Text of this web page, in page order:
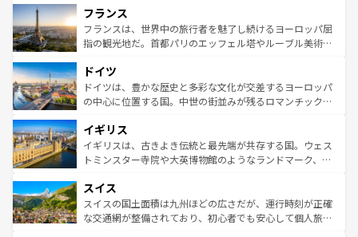
ませてくれるイタリアで、忘れられない旅をしてみよう！
なお、新着のイタリア情報はコンテンツ一覧 を参照してほ
しい。
文化が根付くこの国では、情熱的なフラメンコ、熱気あふ
れる闘牛、そして美味しいタパスが生活の一部となってい
る。首都マドリードの洗練された雰囲気や、バルセロナの
の城塞都市、穏やかなビーチリゾートまで多彩な表情を見
せる。地方によって風土や気候が異なるスペインはその個
性で訪れる人を魅了する。 なお、新着のスペイン情報はコ
フランス
フランスは、世界中の旅行者を魅了し続けるヨーロッパ屈
指の観光地だ。首都パリのエッフェル塔やルーブル美術館
で、幅広い魅力が詰まっている。華麗な宮殿、歴史的な大
聖堂、美しいビーチ、そして豊かな自然が、訪れる者を心
から魅了する。また、フランスは美食の国としても知ら
いる。シャンパンの発祥地であるランス、プロヴァンスの
香り高いラベンダー畑など、多彩な楽しみ方が可能だ。さ
らに、パリ以外の地域にも魅力が溢れており、どの街角に
れる地方に足を運ぶとそれぞれで全く異なる文化を体験で
きるだろう。 なお、新着のフランス情報はコンテンツ一覧
を参照してほしい。
ドイツ
ドイツは、豊かな歴史と多彩な文化が交差するヨーロッパ
の中心に位置する国。中世の街並みが残るロマンチック街
顔を持つこの国は、どこを歩いても飽きることがない。ベ
ルリンの文化的活気、バイエルン州のアルプスの絶景、そ
してライン川沿いのワイン畑といった風景は必見。ビール
は、お酒好きな人にはぜひ体験してほしい。 なお、新着の
ドイツ情報はコンテンツ一覧を参照してほしい。
イギリス
イギリスは、古きよき伝統と最先端が共存する国。ウェス
トミンスター寺院や大英博物館のようなランドマーク、歴
リアごとに異なる魅力がある。また、優雅なアフタヌーン
ティー、ビール好きにはたまらない英国パブ、サッカー観
戦など、本場だからこそできる体験も豊富。イギリスを旅
スイス
スイスの国土面積は九州ほどの広さだが、運行時刻が正確
な交通網が整備されており、初心者でも安心して個人旅行